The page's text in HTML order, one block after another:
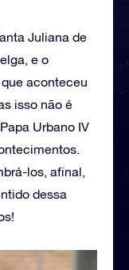
Juliana de
e o
aconteceu
isso não é
Urbano IV
los, afinal,
dessa